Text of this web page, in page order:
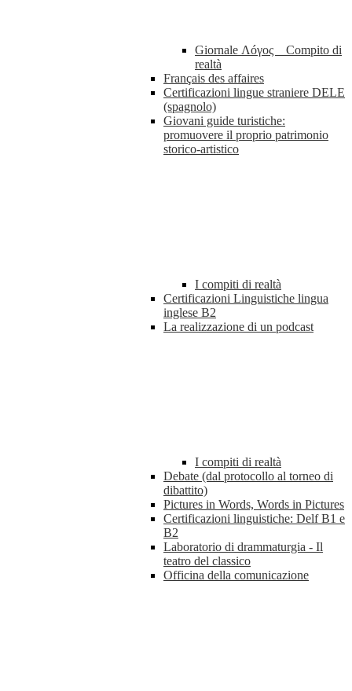
Giornale Λóγος _ Compito di
realtà
Français des affaires
Certificazioni lingue straniere DELE
(spagnolo)
Giovani guide turistiche:
promuovere il proprio patrimonio
storico-artistico
I compiti di realtà
Certificazioni Linguistiche lingua
inglese B2
La realizzazione di un podcast
I compiti di realtà
Debate (dal protocollo al torneo di
dibattito)
Pictures in Words, Words in Pictures
Certificazioni linguistiche: Delf B1 e
B2
Laboratorio di drammaturgia - Il
teatro del classico
Officina della comunicazione